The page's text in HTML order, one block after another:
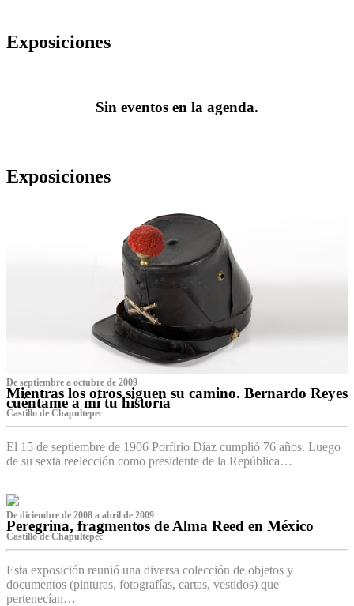
Exposiciones
Sin eventos en la agenda.
Exposiciones
De septiembre a octubre de 2009
Mientras los otros siguen su camino. Bernardo Reyes
cuéntame a mí tu historia
Castillo de Chapultepec
El 15 de septiembre de 1906 Porfirio Díaz cumplió 76 años. Luego
de su sexta reelección como presidente de la República…
De diciembre de 2008 a abril de 2009
Peregrina, fragmentos de Alma Reed en México
Castillo de Chapultepec
Esta exposición reunió una diversa colección de objetos y
documentos (pinturas, fotografías, cartas, vestidos) que
pertenecían…